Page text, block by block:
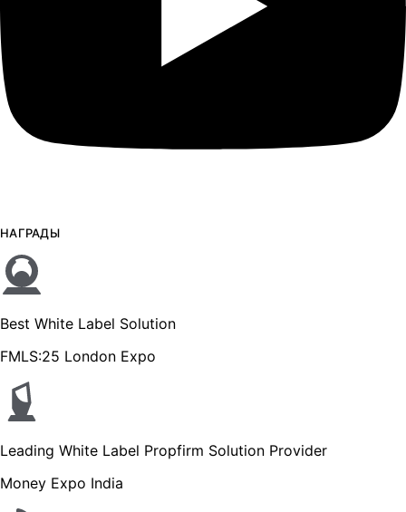
НАГРАДЫ
Best White Label Solution
FMLS:25 London Expo
Leading White Label Propfirm Solution Provider
Money Expo India